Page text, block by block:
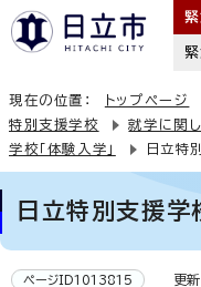
現在の位置： トップページ
特別支援学校
就学に関
学校「体験入学」
日立特
日立特別支援学
ページID1013815 更新